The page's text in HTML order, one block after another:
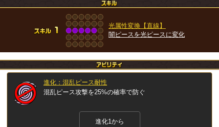
光属性変換【直線】
闇ピースを光ピースに変化
進化：混乱ピース耐性
混乱ピース攻撃を25%の確率で防ぐ
進化1から